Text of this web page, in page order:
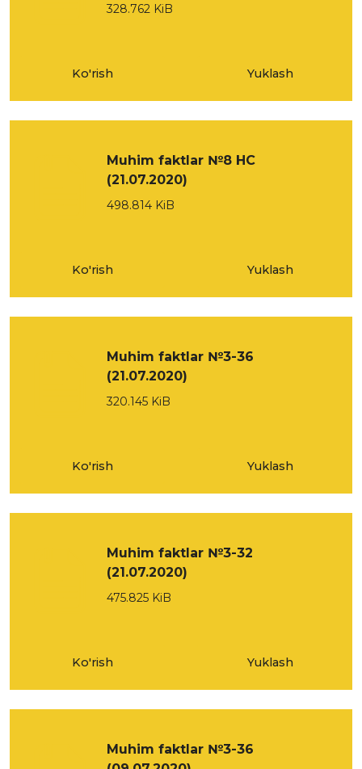
328.762 KiB
Ko'rish Yuklash
Muhim faktlar №8 НС
(21.07.2020)
498.814 KiB
Ko'rish Yuklash
Muhim faktlar №3-36
(21.07.2020)
320.145 KiB
Ko'rish Yuklash
Muhim faktlar №3-32
(21.07.2020)
475.825 KiB
Ko'rish Yuklash
Muhim faktlar №3-36